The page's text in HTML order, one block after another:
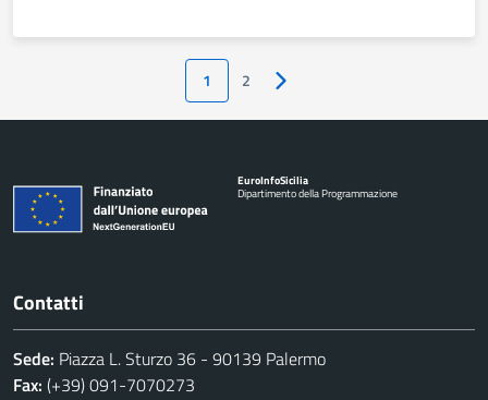
1 2 Pagina successiva
EuroInfoSicilia
Dipartimento della Programmazione
Contatti
Sede: Piazza L. Sturzo 36 - 90139 Palermo
Fax: (+39) 091-7070273